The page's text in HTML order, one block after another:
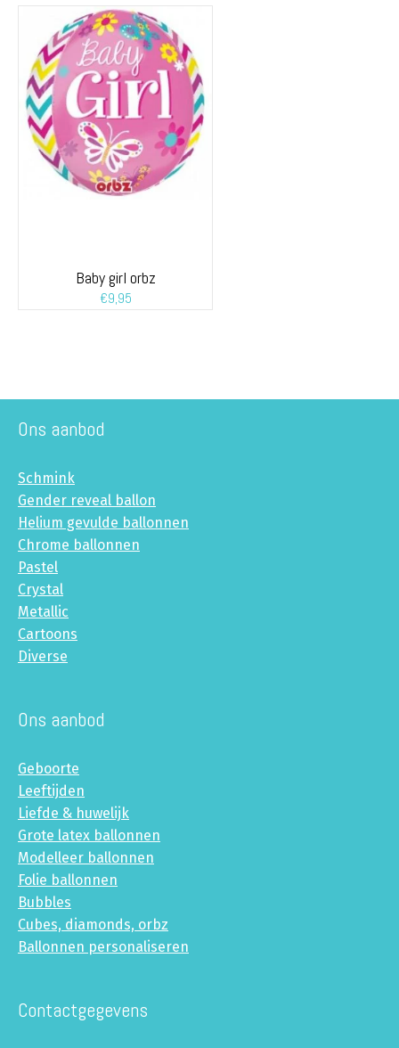
Baby girl orbz
€9,95
Ons aanbod
Schmink
Gender reveal ballon
Helium gevulde ballonnen
Chrome ballonnen
Pastel
Crystal
Metallic
Cartoons
Diverse
Ons aanbod
Geboorte
Leeftijden
Liefde & huwelijk
Grote latex ballonnen
Modelleer ballonnen
Folie ballonnen
Bubbles
Cubes, diamonds, orbz
Ballonnen personaliseren
Contactgegevens